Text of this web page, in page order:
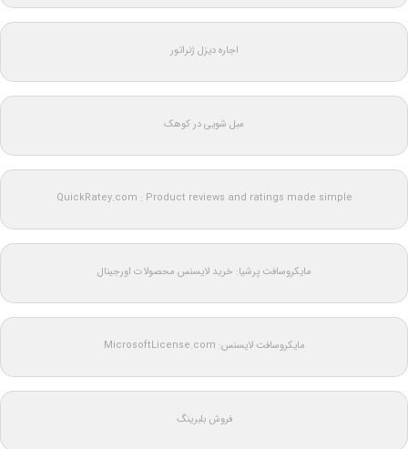
اجاره دیزل ژنراتور
مبل شویی در کوهک
QuickRatey.com : Product reviews and ratings made simple
مایکروسافت پرشیا: خرید لایسنس محصولات اورجینال
مایکروسافت لایسنس: MicrosoftLicense.com
فروش بلبرینگ